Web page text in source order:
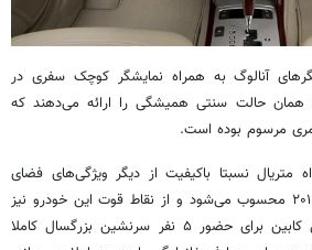
آنالوگ به همراه نمایشگر کوچک سفری در
همان حالت سنتی همیشگی را ارائه می‌دهند که
مرسوم بوده است.
متریال نسبتا باکیفیت از دیگر ویژگی‌های فضای
داخلی هیوندای آزرا ۲۰۰۶ تا ۲۰۱۰ محسوب می‌شود و از نقاط قوت این خودرو نیز
به شمار می‌رود. فضای داخل کابین برای حضور ۵ نفر سرنشین بزرگسال کاملا